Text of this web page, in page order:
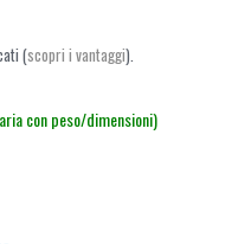
(scopri i vantaggi).
con peso/dimensioni)